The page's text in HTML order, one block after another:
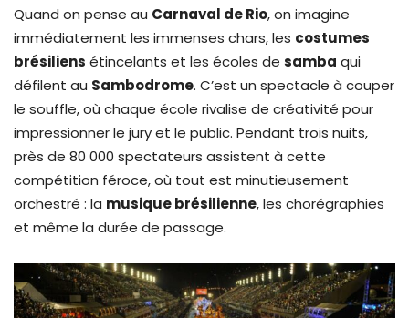
Quand on pense au Carnaval de Rio, on imagine
immédiatement les immenses chars, les costumes
brésiliens étincelants et les écoles de samba qui
défilent au Sambodrome. C’est un spectacle à couper
le souffle, où chaque école rivalise de créativité pour
impressionner le jury et le public. Pendant trois nuits,
près de 80 000 spectateurs assistent à cette
compétition féroce, où tout est minutieusement
orchestré : la musique brésilienne, les chorégraphies
et même la durée de passage.